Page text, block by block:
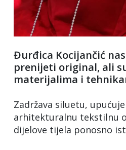
Đurđica Kocijančić
prenijeti original, ali
materijalima i
Zadržava siluetu,
arhitekturalnu tekstilnu
dijelove tijela ponosno